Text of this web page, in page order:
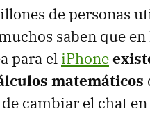
de personas
saben que
para el iPhone
matemáticos
cambiar el chat